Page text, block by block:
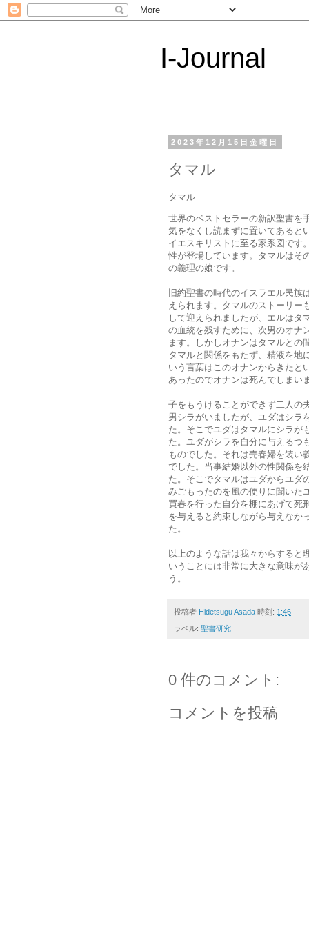
I-Journal
2023年12月15日金曜日
タマル
タマル
世界のベストセラーの新訳聖書を
気をなくし読まずに置いてあると
イエスキリストに至る家系図です
性が登場しています。タマルはそ
の義理の娘です。
旧約聖書の時代のイスラエル民
えられます。タマルのストーリー
して迎えられましたが、エルはタ
の血統を残すために、次男のオナ
ます。しかしオナンはタマルとの
タマルと関係をもたず、精液を地
いう言葉はこのオナンからきたと
あったのでオナンは死んでしまい
子をもうけることができず二人の
男シラがいましたが、ユダはシラ
た。そこでユダはタマルにシラが
た。ユダがシラを自分に与えるつ
ものでした。それは売春婦を装い
でした。当事結婚以外の性関係を
た。そこでタマルはユダからユダ
みごもったのを風の便りに聞いた
買春を行った自分を棚にあげて死
を与えると約束しながら与えなか
た。
以上のような話は我々からすると
いうことには非常に大きな意味が
う。
投稿者 Hidetsugu Asada 時刻: 1:46
ラベル: 聖書研究
0 件のコメント:
コメントを投稿